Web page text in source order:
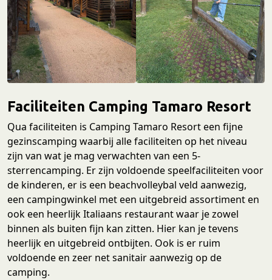
Faciliteiten Camping Tamaro Resort
Qua faciliteiten is Camping Tamaro Resort een fijne
gezinscamping waarbij alle faciliteiten op het niveau
zijn van wat je mag verwachten van een 5-
sterrencamping. Er zijn voldoende speelfaciliteiten voor
de kinderen, er is een beachvolleybal veld aanwezig,
een campingwinkel met een uitgebreid assortiment en
ook een heerlijk Italiaans restaurant waar je zowel
binnen als buiten fijn kan zitten. Hier kan je tevens
heerlijk en uitgebreid ontbijten. Ook is er ruim
voldoende en zeer net sanitair aanwezig op de
camping.